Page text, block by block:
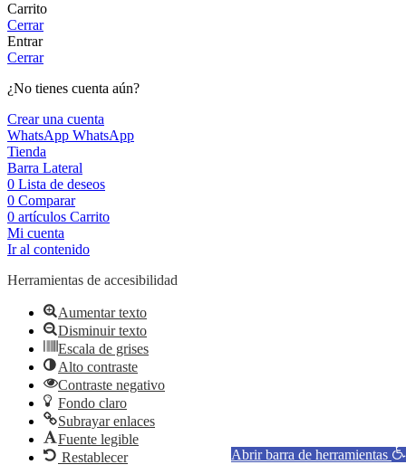
Carrito
Cerrar
Entrar
Cerrar
¿No tienes cuenta aún?
Crear una cuenta
WhatsApp WhatsApp
Tienda
Barra Lateral
0 Lista de deseos
0 Comparar
0 artículos Carrito
Mi cuenta
Ir al contenido
Abrir barra de herramientas
Herramientas de accesibilidad
Aumentar texto
Disminuir texto
Escala de grises
Alto contraste
Contraste negativo
Fondo claro
Subrayar enlaces
Fuente legible
Restablecer